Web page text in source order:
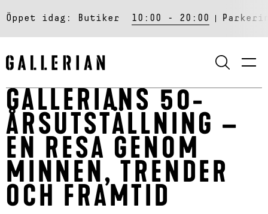
Öppet idag: Butiker 10:00 - 20:00
GALLERIANS 50-
ÅRSUTSTÄLLNING –
EN RESA GENOM
MINNEN, TRENDER
OCH FRAMTID